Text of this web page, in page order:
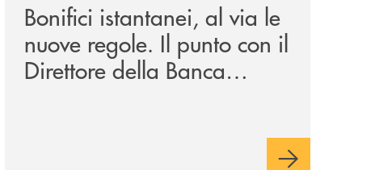
Bonifici istantanei, al via le
nuove regole. Il punto con il
Direttore della Banca